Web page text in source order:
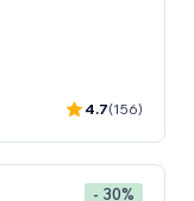
4.7(156)
- 30%